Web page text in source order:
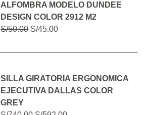
ALFOMBRA MODELO DUNDEE
DESIGN COLOR 2912 M2
S/50.00S/45.00
SILLA GIRATORIA ERGONOMICA
EJECUTIVA DALLAS COLOR
GREY